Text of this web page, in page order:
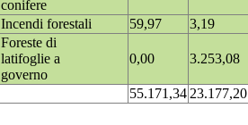
conifere
Incendi forestali
59,97
3,19
Foreste di
latifoglie a
governo
0,00 3.253,08
55.171,3423.177,20